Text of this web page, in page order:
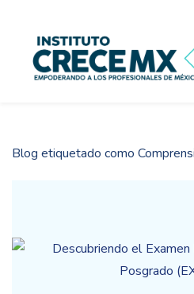
content
Blog etiquetado como